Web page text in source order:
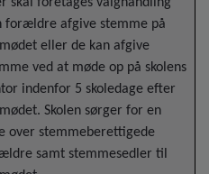
forældre afgive stemme på
eller de kan afgive
ved at møde op på skolens
indenfor 5 skoledage efter
Skolen sørger for en
over stemmeberettigede
samt stemmesedler til